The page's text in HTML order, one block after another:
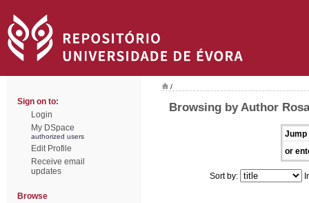
Sign on to:
Login
My DSpace
authorized users
Edit Profile
Receive email
updates
Browse
/
Browsing by Author
Jump
or
Sort by: